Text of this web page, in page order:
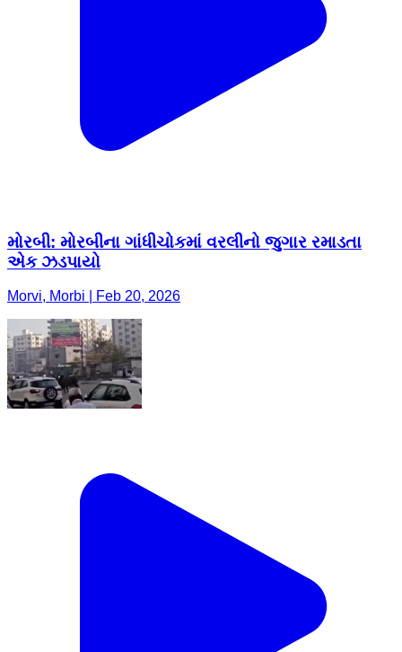
મોરબી: મોરબીના ગાંધીચોકમાં વરલીનો જુગાર રમાડતા
એક ઝડપાયો
Morvi, Morbi | Feb 20, 2026